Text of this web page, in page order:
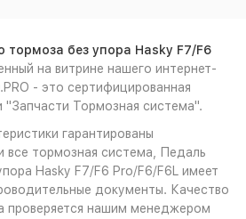
тормоза без упора Hasky F7/F6
на витрине нашего интернет-
- это сертифицированная
"Запчасти Тормозная система".
гарантированы
все тормозная система, Педаль
Hasky F7/F6 Pro/F6/F6L имеет
документы. Качество
проверяется нашим менеджером